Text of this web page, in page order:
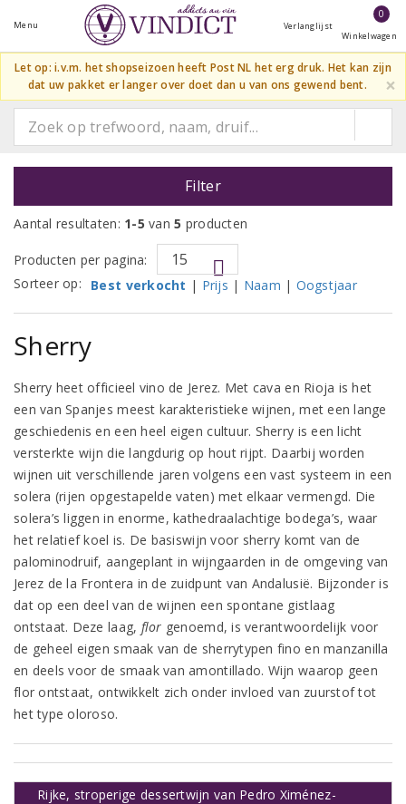
Menu Verlanglijst
0
Winkelwagen
Let op: i.v.m. het shopseizoen heeft Post NL het erg druk. Het kan zijn
dat uw pakket er langer over doet dan u van ons gewend bent.
×
Filter
Aantal resultaten: 1-5 van5 producten
Producten per pagina:
Sorteer op:
Best verkocht | Prijs | Naam | Oogstjaar
Sherry
Sherry heet officieel vino de Jerez. Met cava en Rioja is het
een van Spanjes meest karakteristieke wijnen, met een lange
geschiedenis en een heel eigen cultuur. Sherry is een licht
versterkte wijn die langdurig op hout rijpt. Daarbij worden
wijnen uit verschillende jaren volgens een vast systeem in een
solera (rijen opgestapelde vaten) met elkaar vermengd. Die
solera’s liggen in enorme, kathedraalachtige bodega’s, waar
het relatief koel is. De basiswijn voor sherry komt van de
palominodruif, aangeplant in wijngaarden in de omgeving van
Jerez de la Frontera in de zuidpunt van Andalusië. Bijzonder is
dat op een deel van de wijnen een spontane gistlaag
ontstaat. Deze laag, flor genoemd, is verantwoordelijk voor
de geheel eigen smaak van de sherrytypen fino en manzanilla
en deels voor de smaak van amontillado. Wijn waarop geen
flor ontstaat, ontwikkelt zich onder invloed van zuurstof tot
het type oloroso.
Rijke, stroperige dessertwijn van Pedro Ximénez-